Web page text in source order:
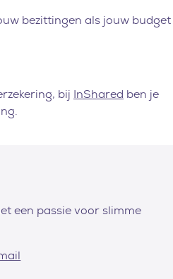
bezittingen als jouw budget
bij InShared ben je
een passie voor slimme